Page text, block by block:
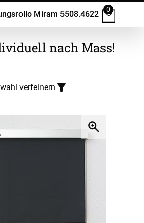
Miram 5508.4622
0
nach Mass!
verfeinern